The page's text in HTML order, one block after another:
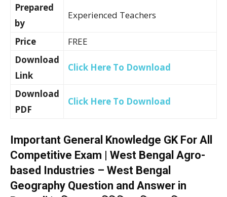
Prepared
by
Experienced Teachers
Price
FREE
Download
Link
Click Here To Download
Download
PDF
Click Here To Download
Important General Knowledge GK For All
Competitive Exam | West Bengal Agro-
based Industries – West Bengal
Geography Question and Answer in